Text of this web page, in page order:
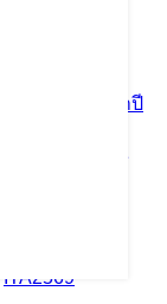
หรือการ
ITA2569